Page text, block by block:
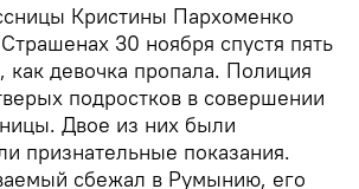
Кристины Пархоменко
30 ноября спустя пять
как девочка пропала. Полиция
подростков в совершении
Двое из них были
признательные показания.
сбежал в Румынию, его